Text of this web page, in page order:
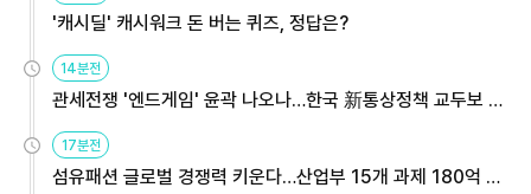
'캐시딜' 캐시워크 돈 버는 퀴즈, 정답은?
14분전
관세전쟁 '엔드게임' 윤곽 나오나…한국 新통상정책 교두보 활
17분전
섬유패션 글로벌 경쟁력 키운다…산업부 15개 과제 180억 지